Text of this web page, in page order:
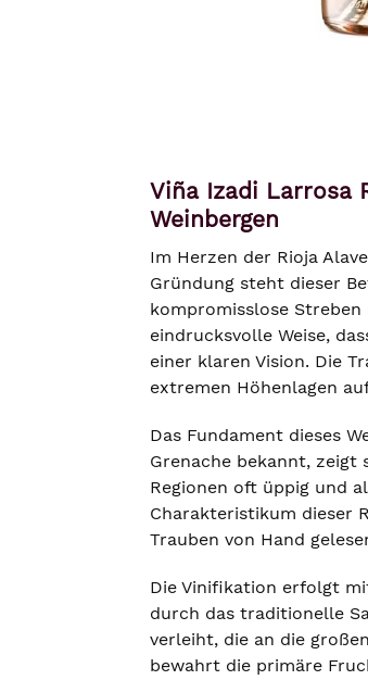
Viña Izadi Larrosa
Weinbergen
Im Herzen der Rioja
Gründung steht dieser
kompromisslose
eindrucksvolle Weise,
einer klaren Vision. Die
extremen Höhenlagen
Das Fundament dieses
Grenache bekannt, zeigt
Regionen oft üppig und
Charakteristikum dieser
Trauben von Hand
Die Vinifikation erfolgt
durch das traditionelle
verleiht, die an die
bewahrt die primäre